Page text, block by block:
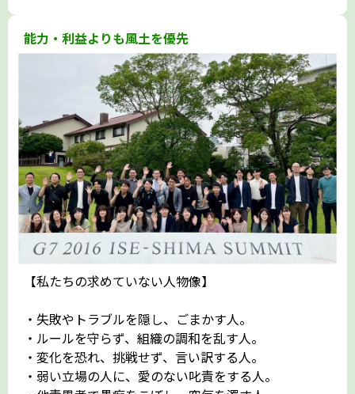
能力・利益よりも風土を優先
【私たちの求めていない人物像】
・失敗やトラブルを隠し、ごまかす人。
・ルールを守らず、組織の調和を乱す人。
・変化を恐れ、挑戦せず、言い訳する人。
・弱い立場の人に、愛のない叱責をする人。